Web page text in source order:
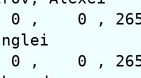
, 0 ,
, 0 ,